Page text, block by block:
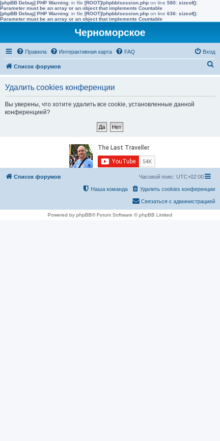
[phpBB Debug] PHP Warning: in file [ROOT]/phpbb/session.php on line 580: sizeof():
Parameter must be an array or an object that implements Countable
[phpBB Debug] PHP Warning: in file [ROOT]/phpbb/session.php on line 636: sizeof():
Parameter must be an array or an object that implements Countable
Черноморское
Правила Интерактивная карта FAQ Вход
Список форумов
Удалить cookies конференции
Вы уверены, что хотите удалить все cookie, установленные данной
конференцией?
Список форумов Часовой пояс: UTC+02:00
Удалить cookies конференции
Наша команда
Связаться с администрацией
Powered by phpBB® Forum Software © phpBB Limited